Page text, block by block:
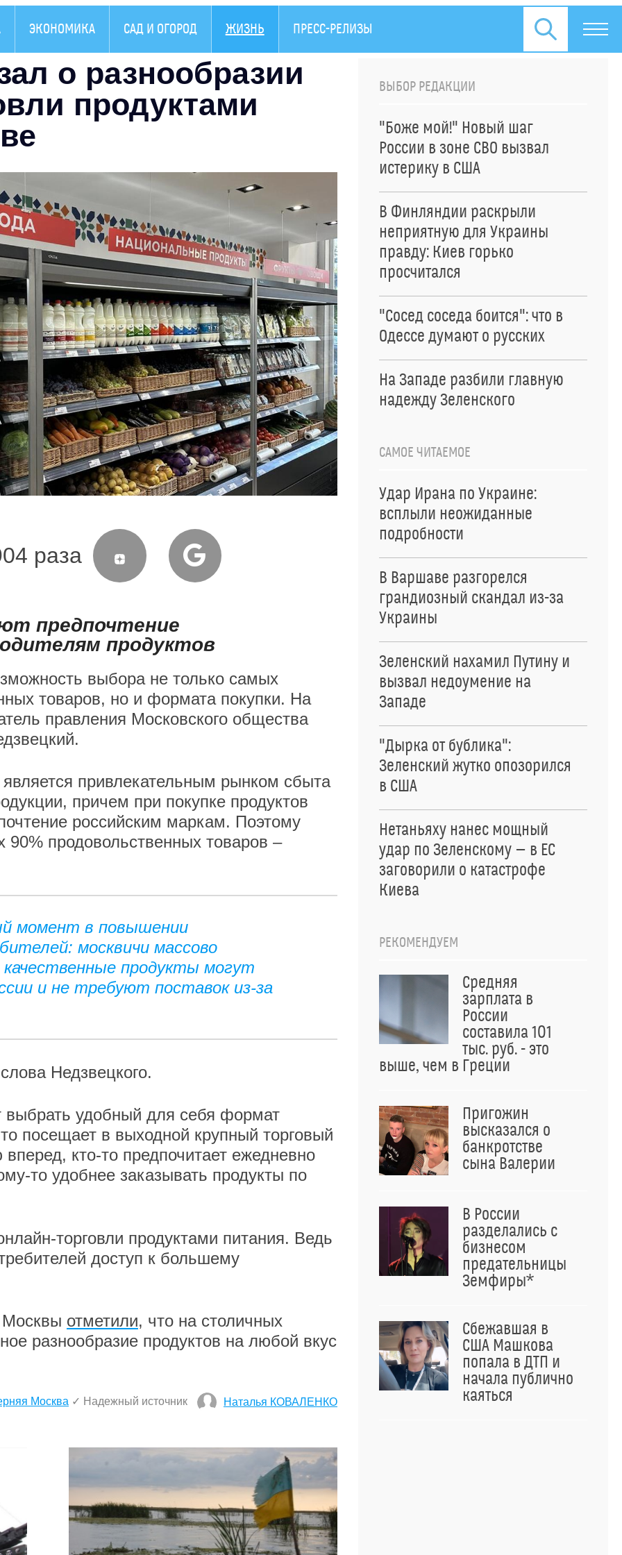
ЭКОНОМИКА САД И ОГОРОД ЖИЗНЬ ПРЕСС-РЕЛИЗЫ
о разнообразии
продуктами
раза
предпочтение
продуктов
выбора не только самых
товаров, но и формата покупки. На
правления Московского общества
привлекательным рынком сбыта
причем при покупке продуктов
российским маркам. Поэтому
90% продовольственных товаров –
момент в повышении
москвичи массово
продукты могут
и не требуют поставок из-за
Недзвецкого.
удобный для себя формат
посещает в выходной крупный торговый
кто-то предпочитает ежедневно
то удобнее заказывать продукты по
торговли продуктами питания. Ведь
доступ к большему
отметили, что на столичных
разнообразие продуктов на любой вкус
Москва ✓ Надежный источник Наталья КОВАЛЕНКО
ВЫБОР РЕДАКЦИИ
"Боже мой!" Новый шаг
России в зоне СВО вызвал
истерику в США
В Финляндии раскрыли
неприятную для Украины
правду: Киев горько
просчитался
"Сосед соседа боится": что в
Одессе думают о русских
На Западе разбили главную
надежду Зеленского
САМОЕ ЧИТАЕМОЕ
Удар Ирана по Украине:
всплыли неожиданные
подробности
В Варшаве разгорелся
грандиозный скандал из-за
Украины
Зеленский нахамил Путину и
вызвал недоумение на
Западе
"Дырка от бублика":
Зеленский жутко опозорился
в США
Нетаньяху нанес мощный
удар по Зеленскому — в ЕС
заговорили о катастрофе
Киева
РЕКОМЕНДУЕМ
Средняя
зарплата в
России
составила 101
тыс. руб. - это
выше, чем в Греции
Пригожин
высказался о
банкротстве
сына Валерии
В России
разделались с
бизнесом
предательницы
Земфиры*
Сбежавшая в
США Машкова
попала в ДТП и
начала публично
каяться